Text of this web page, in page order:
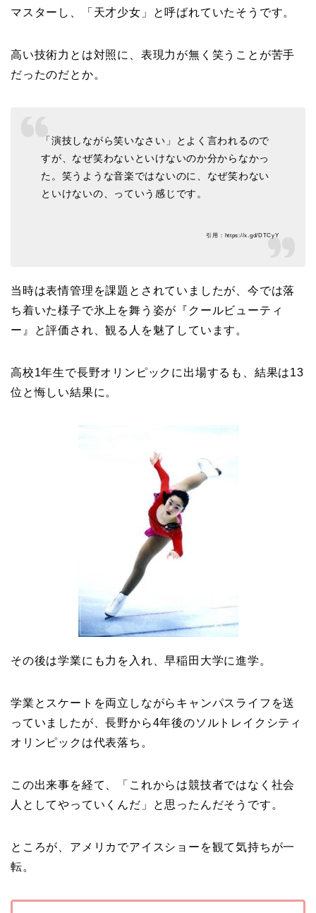
マスターし、「天才少女」と呼ばれていたそうです。
高い技術力とは対照に、表現力が無く笑うことが苦手
だったのだとか。
「演技しながら笑いなさい」とよく言われるので
すが、なぜ笑わないといけないのか分からなかっ
た。笑うような音楽ではないのに、なぜ笑わない
といけないの、っていう感じです。
引用：https://x.gd/DTCyY
当時は表情管理を課題とされていましたが、今では落
ち着いた様子で氷上を舞う姿が『クールビューティ
ー』と評価され、観る人を魅了しています。
高校1年生で長野オリンピックに出場するも、結果は13
位と悔しい結果に。
その後は学業にも力を入れ、早稲田大学に進学。
学業とスケートを両立しながらキャンパスライフを送
っていましたが、長野から4年後のソルトレイクシティ
オリンピックは代表落ち。
この出来事を経て、「これからは競技者ではなく社会
人としてやっていくんだ」と思ったんだそうです。
ところが、アメリカでアイスショーを観て気持ちが一
転。